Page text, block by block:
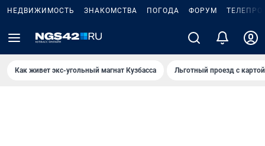
НЕДВИЖИМОСТЬ ЗНАКОМСТВА ПОГОДА ФОРУМ
Как живет экс-угольный магнат Кузбасса Льготный проезд с